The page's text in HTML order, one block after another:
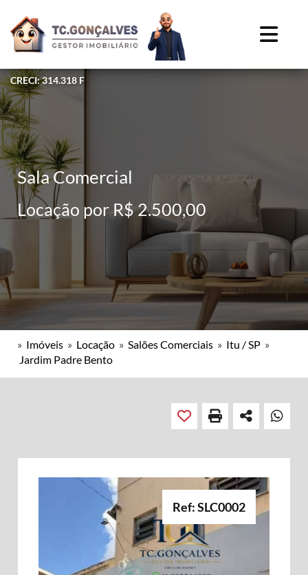
CRECI: 314.318 F
Sala Comercial
Locação por R$ 2.500,00
» Imóveis » Locação » Salões Comerciais » Itu / SP »
Jardim Padre Bento
Ref: SLC0002